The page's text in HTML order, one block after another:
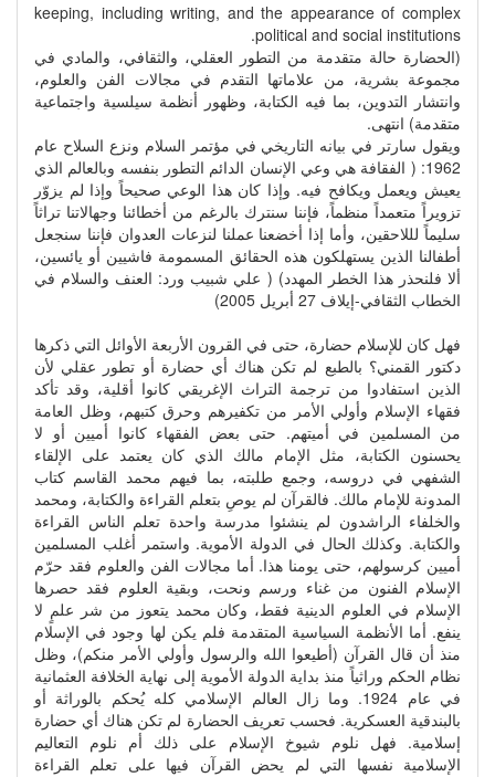
keeping, including writing, and the appearance of complex
political and social institutions.
(الحضارة حالة متقدمة من التطور العقلي، والثقافي، والمادي في
مجموعة بشرية، من علاماتها التقدم في مجالات الفن والعلوم،
وانتشار التدوين، بما فيه الكتابة، وظهور أنظمة سيلسية واجتماعية
متقدمة) انتهى.
ويقول سارتر في بيانه التاريخي في مؤتمر السلام ونزع السلاح عام
1962: ( الفقافة هي وعي الإنسان الدائم التطور بنفسه وبالعالم الذي
يعيش ويعمل ويكافح فيه. وإذا كان هذا الوعي صحيحاً وإذا لم يزوّر
تزويراً متعمداً منظماً، فإننا سنترك بالرغم من أخطائنا وجهالاتنا تراثاً
سليماً لللاحقين، وأما إذا أخضعنا عملنا لنزعات العدوان فإننا سنجعل
أطفالنا الذين يستهلكون هذه الحقائق المسمومة فاشيين أو يائسين،
ألا فلنحذر هذا الخطر المهدد) ( علي شبيب ورد: العنف والسلام في
الخطاب الثقافي-إيلاف 27 أبريل 2005)
فهل كان للإسلام حضارة، حتى في القرون الأربعة الأوائل التي ذكرها
دكتور القمني؟ بالطبع لم تكن هناك أي حضارة أو تطور عقلي لأن
الذين استفادوا من ترجمة التراث الإغريقي كانوا أقلية، وقد تأكد
فقهاء الإسلام وأولي الأمر من تكفيرهم وحرق كتبهم، وظل العامة
من المسلمين في أميتهم. حتى بعض الفقهاء كانوا أميين أو لا
يحسنون الكتابة، مثل الإمام مالك الذي كان يعتمد على الإلقاء
الشفهي في دروسه، وجمع طلبته، بما فيهم محمد القاسم كتاب
المدونة للإمام مالك. فالقرآن لم يوصِ بتعلم القراءة والكتابة، ومحمد
والخلفاء الراشدون لم ينشئوا مدرسة واحدة تعلم الناس القراءة
والكتابة. وكذلك الحال في الدولة الأموية. واستمر أغلب المسلمين
أميين كرسولهم، حتى يومنا هذا. أما مجالات الفن والعلوم فقد حرّم
الإسلام الفنون من غناء ورسم ونحت، وبقية العلوم فقد حصرها
الإسلام في العلوم الدينية فقط، وكان محمد يتعوز من شر علمٍ لا
ينفع. أما الأنظمة السياسية المتقدمة فلم يكن لها وجود في الإسلام
منذ أن قال القرآن (أطيعوا الله والرسول وأولي الأمر منكم)، وظل
نظام الحكم وراثياً منذ بداية الدولة الأموية إلى نهاية الخلافة العثمانية
في عام 1924. وما زال العالم الإسلامي كله يُحكم بالوراثة أو
بالبندقية العسكرية. فحسب تعريف الحضارة لم تكن هناك أي حضارة
إسلامية. فهل نلوم شيوخ الإسلام على ذلك أم نلوم التعاليم
الإسلامية نفسها التي لم يحض القرآن فيها على تعلم القراءة